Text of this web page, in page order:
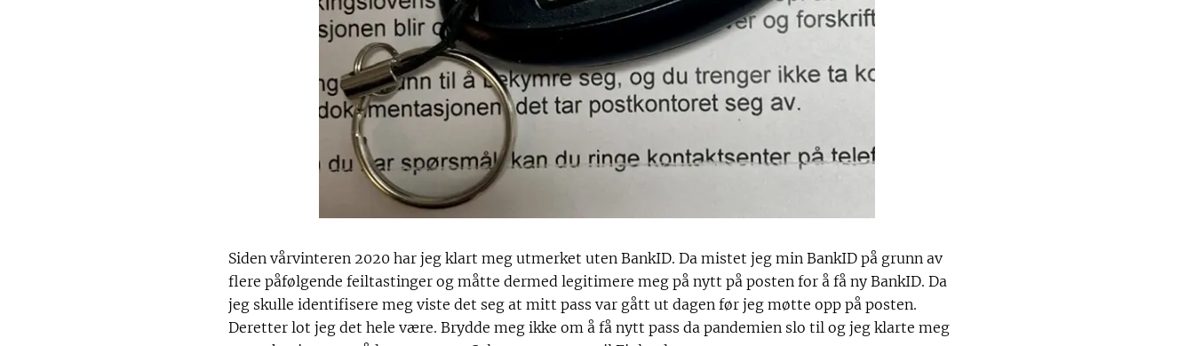
Siden vårvinteren 2020 har jeg klart meg utmerket uten BankID. Da mistet jeg min BankID på grunn av
flere påfølgende feiltastinger og måtte dermed legitimere meg på nytt på posten for å få ny BankID. Da
jeg skulle identifisere meg viste det seg at mitt pass var gått ut dagen før jeg møtte opp på posten.
Deretter lot jeg det hele være. Brydde meg ikke om å få nytt pass da pandemien slo til og jeg klarte meg